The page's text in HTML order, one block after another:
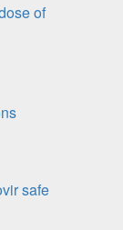
of
safe